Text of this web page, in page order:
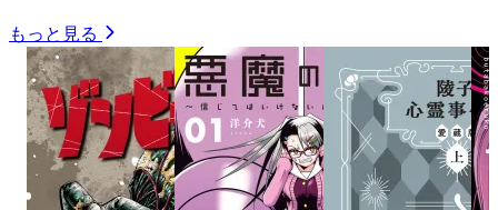
もっと見る